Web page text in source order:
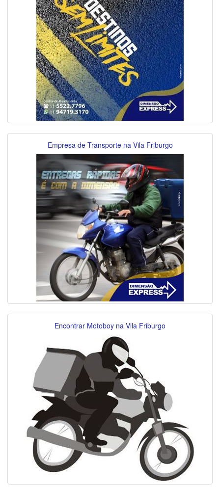
Empresa de Transporte na Vila Friburgo
Encontrar Motoboy na Vila Friburgo